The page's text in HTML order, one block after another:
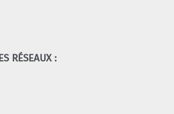
RÉSEAUX :